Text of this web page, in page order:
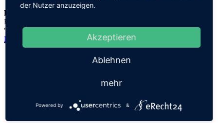
Herleitung:
Englisch,
"tempest"
Datenschutz
der Nutzer anzuzeigen.
Akzeptieren
Ablehnen
mehr
Powered by &